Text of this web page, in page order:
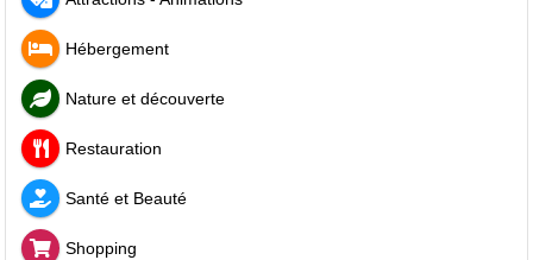
Hébergement
Nature et découverte
Restauration
Santé et Beauté
Shopping